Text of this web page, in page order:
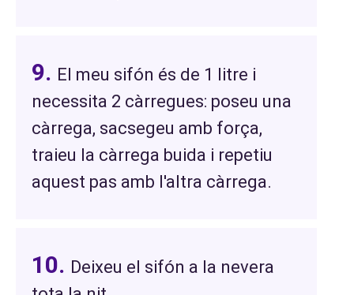
El meu sifón és de 1 litre i
necessita 2 càrregues: poseu una
càrrega, sacsegeu amb força,
traieu la càrrega buida i repetiu
aquest pas amb l'altra càrrega.
Deixeu el sifón a la nevera